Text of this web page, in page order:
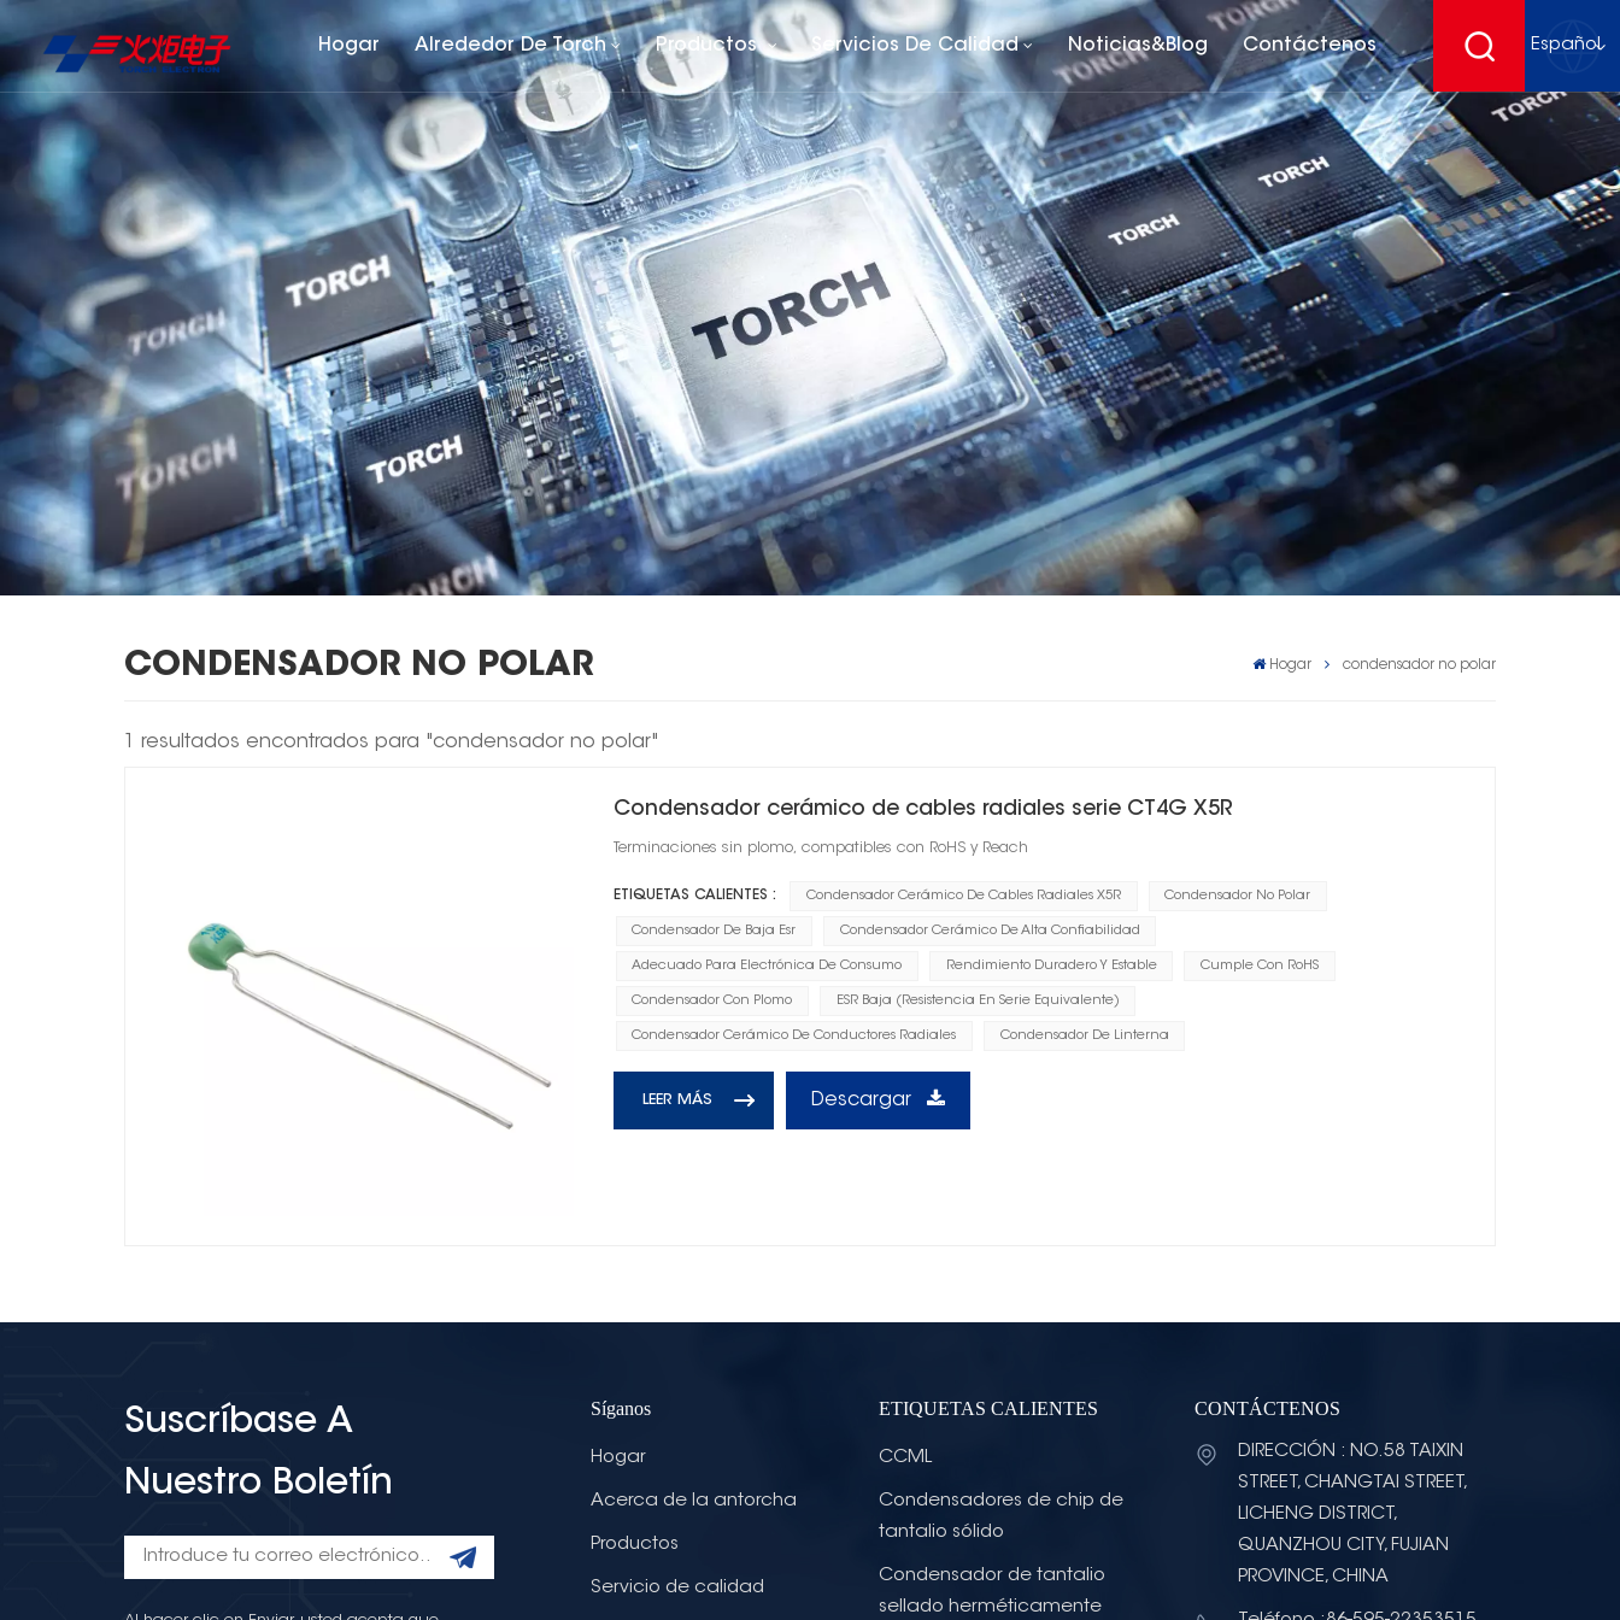
Hogar Alrededor De Torch Productos Servicios De Calidad Noticias&Blog Contáctenos Español
English
français
Deutsch
español
CONDENSADOR NO POLAR Hogar condensador no polar
1 resultados encontrados para "condensador no polar"
Condensador cerámico de cables radiales serie CT4G X5R
Terminaciones sin plomo, compatibles con RoHS y Reach
ETIQUETAS CALIENTES : Condensador Cerámico De Cables Radiales X5R Condensador No Polar
Condensador De Baja Esr Condensador Cerámico De Alta Confiabilidad
Adecuado Para Electrónica De Consumo Rendimiento Duradero Y Estable Cumple Con RoHS
Condensador Con Plomo ESR Baja (resistencia En Serie Equivalente)
Condensador Cerámico De Conductores Radiales Condensador De Linterna
LEER MÁS Descargar
Suscríbase A
Nuestro Boletín
Síganos
Hogar
Acerca de la antorcha
Productos
Servicio de calidad
ETIQUETAS CALIENTES
CCML
Condensadores de chip de
tantalio sólido
Condensador de tantalio
sellado herméticamente
CONTÁCTENOS
DIRECCIÓN : NO.58 TAIXIN
STREET, CHANGTAI STREET,
LICHENG DISTRICT,
QUANZHOU CITY, FUJIAN
PROVINCE, CHINA